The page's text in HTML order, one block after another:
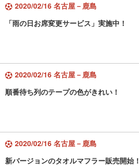
2020/02/16 名古屋－鹿島
「雨の日お席変更サービス」実施中！
2020/02/16 名古屋－鹿島
順番待ち列のテープの色がきれい！
2020/02/16 名古屋－鹿島
新バージョンのタオルマフラー販売開始！